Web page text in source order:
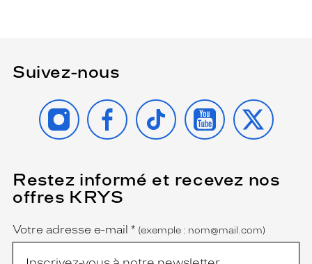
Suivez-nous
INSTAGRAMFACEBOOK
TIKTOK YOUTUBE
X
Restez informé et recevez nos
offres KRYS
Name
Votre adresse e-mail *
(Ce
champ
est
obligatoire)
(exemple : nom@mail.com)